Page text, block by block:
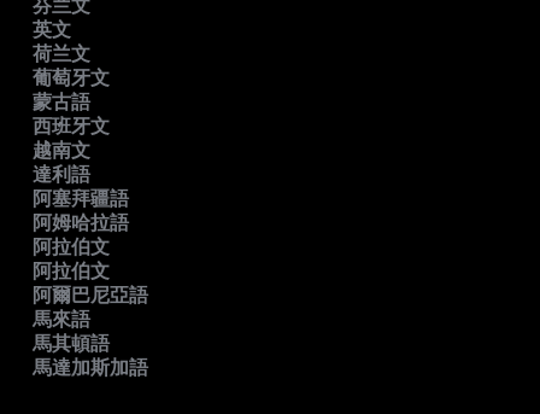
芬兰文
英文
荷兰文
葡萄牙文
蒙古語
西班牙文
越南文
達利語
阿塞拜疆語
阿姆哈拉語
阿拉伯文
阿拉伯文
阿爾巴尼亞語
馬來語
馬其頓語
馬達加斯加語